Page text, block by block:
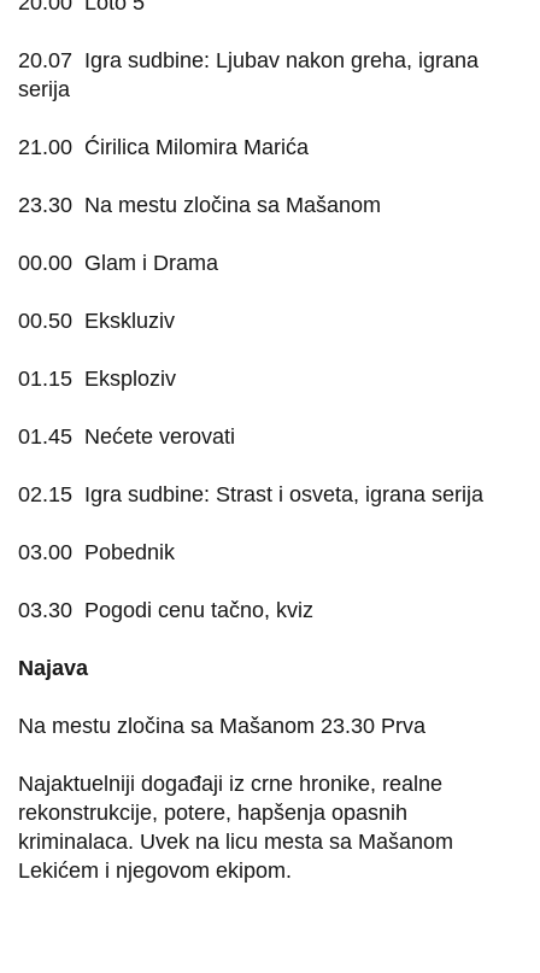
20.07 Igra sudbine: Ljubav nakon greha, igrana
serija
21.00 Ćirilica Milomira Marića
23.30 Na mestu zločina sa Mašanom
00.00 Glam i Drama
00.50 Ekskluziv
01.15 Eksploziv
01.45 Nećete verovati
02.15 Igra sudbine: Strast i osveta, igrana serija
03.00 Pobednik
03.30 Pogodi cenu tačno, kviz
Najava
Na mestu zločina sa Mašanom 23.30 Prva
Najaktuelniji događaji iz crne hronike, realne
rekonstrukcije, potere, hapšenja opasnih
kriminalaca. Uvek na licu mesta sa Mašanom
Lekićem i njegovom ekipom.